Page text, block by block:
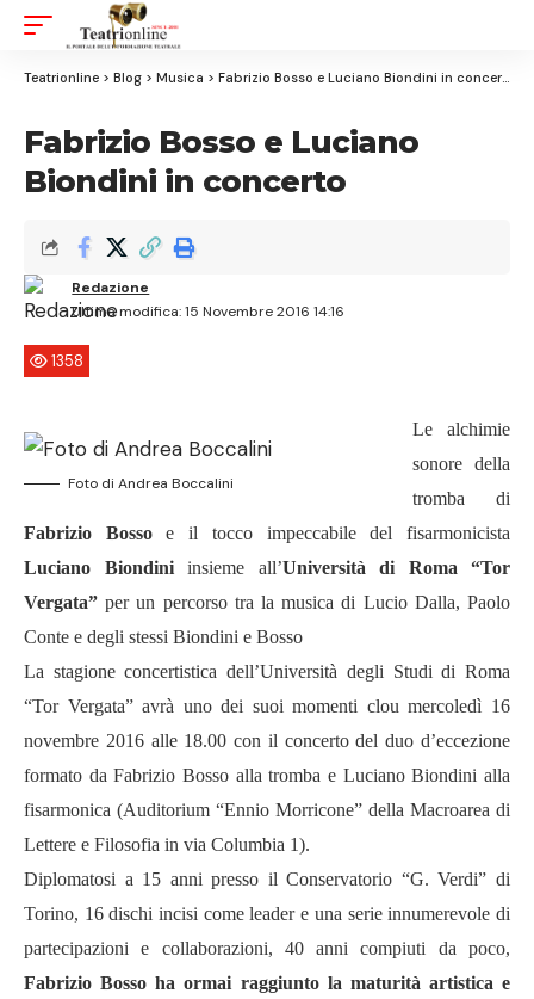
Resizer
Teatrionline > Blog > Musica > Fabrizio Bosso e Luciano Biondini in concerto
Fabrizio Bosso e Luciano
Biondini in concerto
Ultima modifica: 15 Novembre 2016 14:16
Redazione
1358
Foto di Andrea Boccalini
Le alchimie
sonore della
tromba di
Fabrizio Bossoe il tocco impeccabile del fisarmonicista
Luciano Biondiniinsieme all’Università di Roma “Tor
Vergata” per un percorso tra la musica di Lucio Dalla, Paolo
Conte e degli stessi Biondini e Bosso
La stagione concertistica dell’Università degli Studi di Roma
“Tor Vergata” avrà uno dei suoi momenti clou mercoledì 16
novembre 2016 alle 18.00 con il concerto del duo d’eccezione
formato da Fabrizio Bosso alla tromba e Luciano Biondini alla
fisarmonica (Auditorium “Ennio Morricone” della Macroarea di
Lettere e Filosofia in via Columbia 1).
Diplomatosi a 15 anni presso il Conservatorio “G. Verdi” di
Torino, 16 dischi incisi come leader e una serie innumerevole di
partecipazioni e collaborazioni, 40 anni compiuti da poco,
Fabrizio Bosso ha ormai raggiunto la maturità artistica e